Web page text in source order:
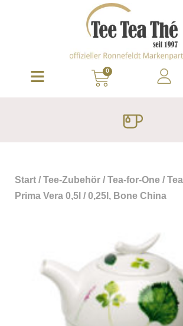
0
Start / Tee-Zubehör / Tea-for-One /
Prima Vera 0,5l / 0,25l, Bone China